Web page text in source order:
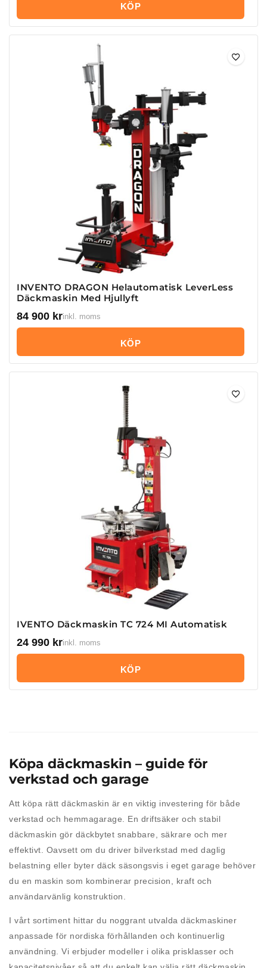
KÖP
INVENTO DRAGON Helautomatisk LeverLess
Däckmaskin Med Hjullyft
84 900 krinkl. moms
KÖP
IVENTO Däckmaskin TC 724 MI Automatisk
24 990 krinkl. moms
KÖP
Köpa däckmaskin – guide för
verkstad och garage
Att köpa rätt däckmaskin är en viktig investering för både
verkstad och hemmagarage. En driftsäker och stabil
däckmaskin gör däckbytet snabbare, säkrare och mer
effektivt. Oavsett om du driver bilverkstad med daglig
belastning eller byter däck säsongsvis i eget garage behöver
du en maskin som kombinerar precision, kraft och
användarvänlig konstruktion.
I vårt sortiment hittar du noggrant utvalda däckmaskiner
anpassade för nordiska förhållanden och kontinuerlig
användning. Vi erbjuder modeller i olika prisklasser och